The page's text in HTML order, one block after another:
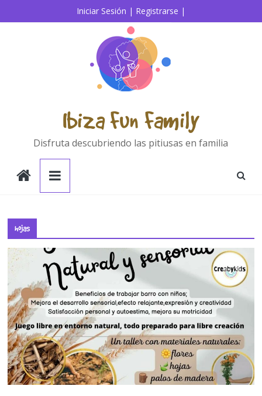
al
Iniciar Sesión | Registrarse |
Ibiza Fun Family
Disfruta descubriendo las pitiusas en familia
hojas